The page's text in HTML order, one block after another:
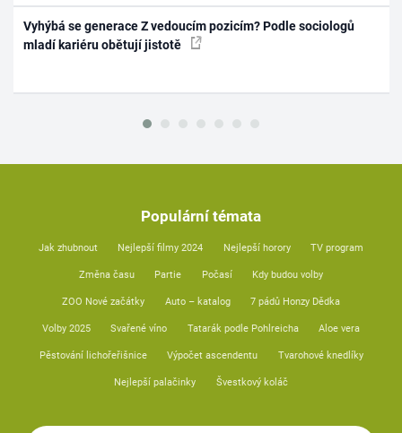
Vyhýbá se generace Z vedoucím pozicím? Podle sociologů
mladí kariéru obětují jistotě
Populární témata
Jak zhubnout Nejlepší filmy 2024 Nejlepší horory TV program
Změna času Partie Počasí Kdy budou volby
ZOO Nové začátky Auto – katalog 7 pádů Honzy Dědka
Volby 2025 Svařené víno Tatarák podle Pohlreicha Aloe vera
Pěstování lichořeřišnice Výpočet ascendentu Tvarohové knedlíky
Nejlepší palačinky Švestkový koláč